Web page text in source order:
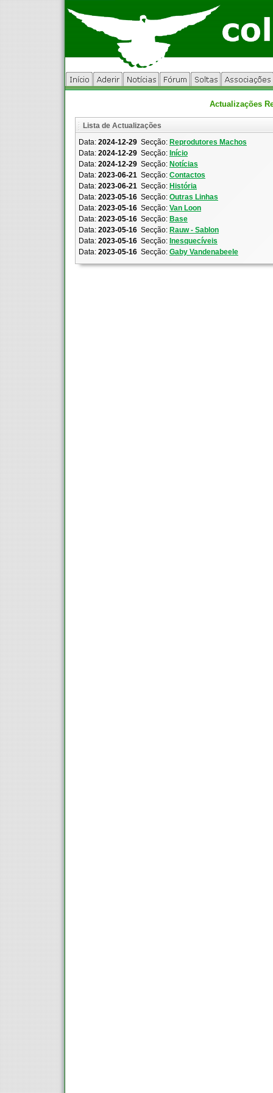
Actualizações
Lista de Actualizações
Data: 2024-12-29 Secção: Reprodutores Machos
Data: 2024-12-29 Secção: Início
Data: 2024-12-29 Secção: Notícias
Data: 2023-06-21 Secção: Contactos
Data: 2023-06-21 Secção: História
Data: 2023-05-16 Secção: Outras Linhas
Data: 2023-05-16 Secção: Van Loon
Data: 2023-05-16 Secção: Base
Data: 2023-05-16 Secção: Rauw - Sablon
Data: 2023-05-16 Secção: Inesquecíveis
Data: 2023-05-16 Secção: Gaby Vandenabeele